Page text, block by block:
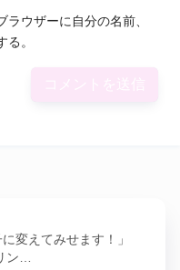
ウザーに自分の名前、
。
変えてみせます！」
ン…